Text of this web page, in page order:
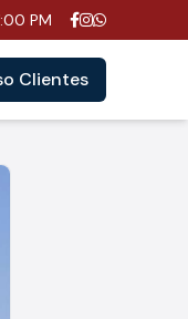
PM
Clientes